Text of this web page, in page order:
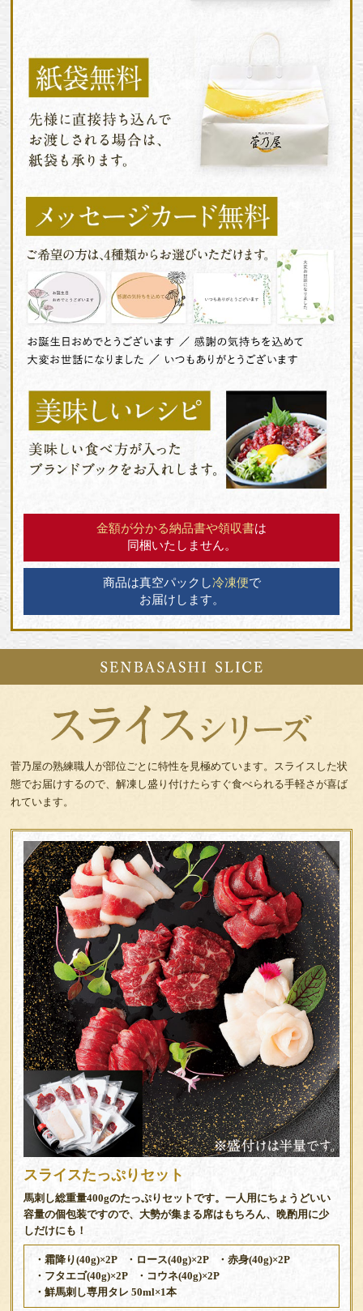
金額が分かる納品書や領収書は
同梱いたしません。
商品は真空パックし冷凍便で
お届けします。
菅乃屋の熟練職人が部位ごとに特性を見極めています。
スライスした状
態でお届けするので、解凍し盛り付けたらすぐ食べられる手軽さが喜ば
れています。
スライスたっぷりセット
馬刺し総重量400gのたっぷりセットです。一人用にちょうどいい
容量の個包装ですので、大勢が集まる席はもちろん、晩酌用に少
しだけにも！
・霜降り(40g)×2P ・ロース(40g)×2P
・赤身(40g)×2P
・フタエゴ(40g)×2P
・コウネ(40g)×2P
・鮮馬刺し専用タレ 50ml×1本